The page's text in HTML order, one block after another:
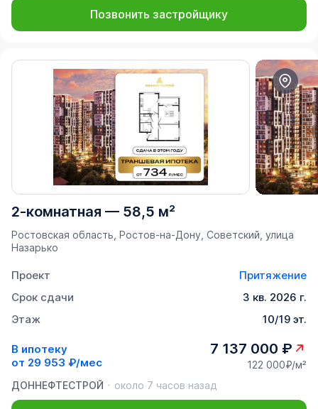
Позвонить застройщику
2-комнатная — 58,5 м²
Ростовская область, Ростов-на-Дону, Советский, улица
Назарько
Проект
Притяжение
Срок сдачи
3 кв. 2026 г.
Этаж
10/19 эт.
В ипотеку
от 29 953 ₽/мес
7 137 000 ₽
122 000₽/м²
ДОННЕФТЕСТРОЙ
около 7 часов назад